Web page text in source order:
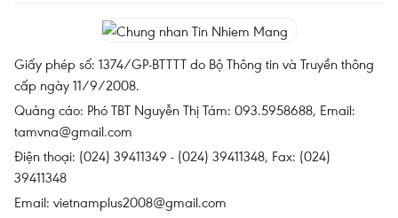
Giấy phép số: 1374/GP-BTTTT do Bộ Thông tin và Truyền thông
cấp ngày 11/9/2008.
Quảng cáo: Phó TBT Nguyễn Thị Tám: 093.5958688, Email:
tamvna@gmail.com
Điện thoại: (024) 39411349 - (024) 39411348, Fax: (024)
39411348
Email: vietnamplus2008@gmail.com